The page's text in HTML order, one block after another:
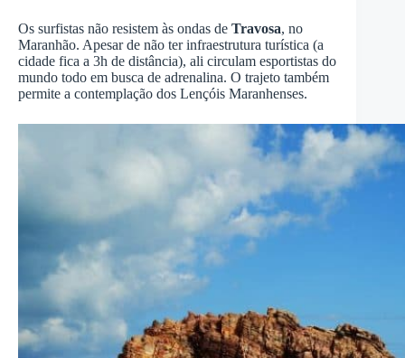
Os surfistas não resistem às ondas de Travosa, no
Maranhão. Apesar de não ter infraestrutura turística (a
cidade fica a 3h de distância), ali circulam esportistas do
mundo todo em busca de adrenalina. O trajeto também
permite a contemplação dos Lençóis Maranhenses.